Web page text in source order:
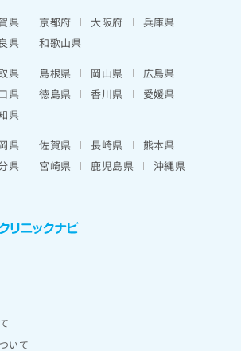
県 京都府 大阪府
兵庫県
県
和歌山県
県 島根県 岡山県
広島県
県
徳島県 香川県
愛媛県
県
県 佐賀県 長崎県
熊本県
県
宮崎県 鹿児島県 沖縄県
いて